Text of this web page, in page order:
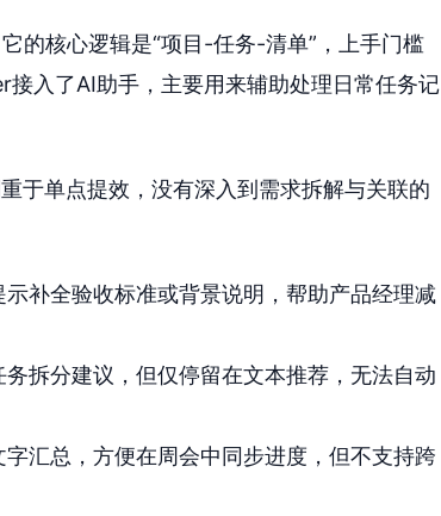
的核心逻辑是“项目-任务-清单”，上手门槛
入了AI助手，主要用来辅助处理日常任务记
于单点提效，没有深入到需求拆解与关联的
补全验收标准或背景说明，帮助产品经理减
拆分建议，但仅停留在文本推荐，无法自动
汇总，方便在周会中同步进度，但不支持跨